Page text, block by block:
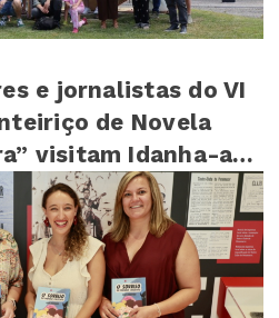
e jornalistas do VI
de Novela
visitam Idanha-a-